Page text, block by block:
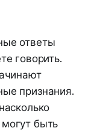
ответы
говорить.
признания.
быть